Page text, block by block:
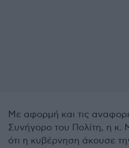
Με αφορμή και τις
Συνήγορο του Πολίτη, η κ.
ότι η κυβέρνηση άκουσε